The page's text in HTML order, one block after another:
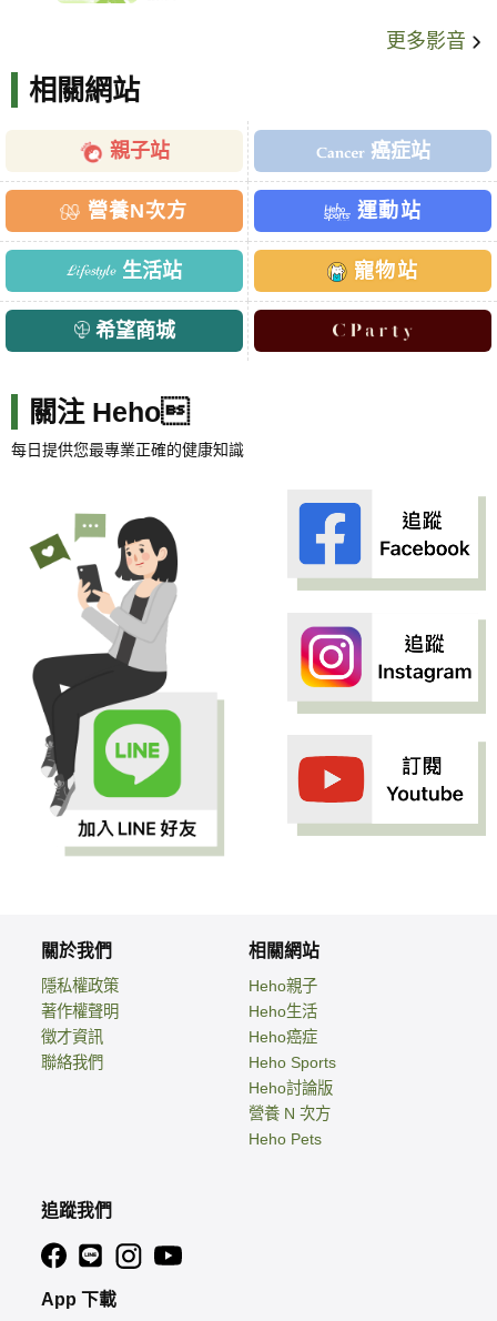
更多影音
相關網站
親子站 癌症站
營養N次方 運動站
生活站 寵物站
希望商城
關注 Heho
每日提供您最專業正確的健康知識
關於我們
隱私權政策
著作權聲明
徵才資訊
聯絡我們
相關網站
Heho親子
Heho生活
Heho癌症
Heho Sports
Heho討論版
營養 N 次方
Heho Pets
追蹤我們
App 下載